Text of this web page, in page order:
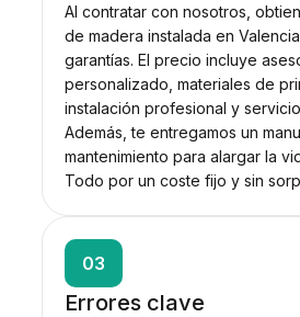
Al contratar con nosotros,
de madera instalada en
garantías. El precio incluye
personalizado, materiales de
instalación profesional y
Además, te entregamos un
mantenimiento para alargar la
Todo por un coste fijo y sin
03
Errores clave